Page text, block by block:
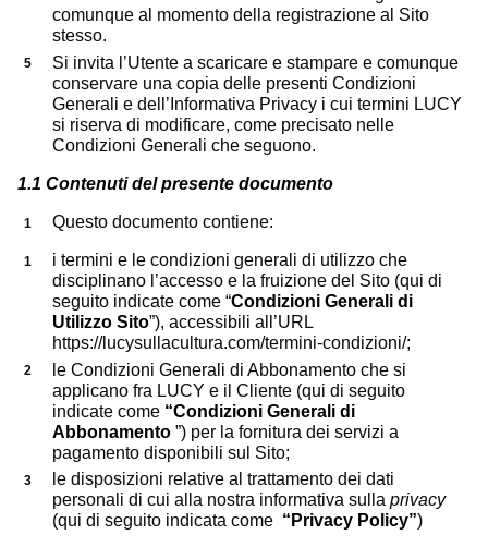
comunque al momento della registrazione al Sito
stesso.
Si invita l’Utente a scaricare e stampare e comunque
conservare una copia delle presenti Condizioni
Generali e dell’Informativa Privacy i cui termini LUCY
si riserva di modificare, come precisato nelle
Condizioni Generali che seguono.
1.1 Contenuti del presente documento
Questo documento contiene:
i termini e le condizioni generali di utilizzo che
disciplinano l’accesso e la fruizione del Sito (qui di
seguito indicate come “Condizioni Generali di
Utilizzo Sito”), accessibili all’URL
https://lucysullacultura.com/termini-condizioni/;
le Condizioni Generali di Abbonamento che si
applicano fra LUCY e il Cliente (qui di seguito
indicate come “Condizioni Generali di
Abbonamento”) per la fornitura dei servizi a
pagamento disponibili sul Sito;
le disposizioni relative al trattamento dei dati
personali di cui alla nostra informativa sullaprivacy
(qui di seguito indicata come “Privacy Policy”)